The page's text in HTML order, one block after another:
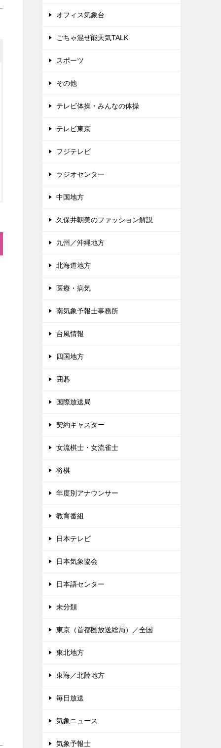
オフィス気象台
ごちゃ混ぜ能天気TALK
スポーツ
その他
テレビ体操・みんなの体操
テレビ東京
フジテレビ
ラジオセンター
中国地方
久保井朝美のファッション解説
九州／沖縄地方
北海道地方
医療・病気
南気象予報士事務所
台風情報
四国地方
囲碁
国際放送局
契約キャスター
女流棋士・女流雀士
将棋
年度別アナウンサー
教育番組
日本テレビ
日本気象協会
日本語センター
未分類
東京（首都圏放送総局）／全国
東北地方
東海／北陸地方
毎日放送
気象ニュース
気象予報士